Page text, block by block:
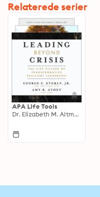
Relaterede serier
APA Life Tools
Dr. Elizabeth M. Altmaier, PhD